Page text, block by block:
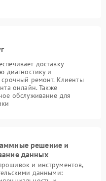
доставку
диагностику и
срочный ремонт. Клиенты
онлайн. Также
обслуживание для
решение и
данных
и инструментов,
данными: